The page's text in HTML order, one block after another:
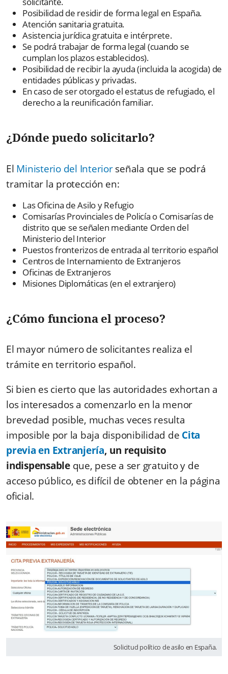
Posibilidad de residir de forma legal en España.
Atención sanitaria gratuita.
Asistencia jurídica gratuita e intérprete.
Se podrá trabajar de forma legal (cuando se
cumplan los plazos establecidos).
Posibilidad de recibir la ayuda (incluida la acogida) de
entidades públicas y privadas.
En caso de ser otorgado el estatus de refugiado, el
derecho a la reunificación familiar.
¿Dónde puedo solicitarlo?
El Ministerio del Interior señala que se podrá
tramitar la protección en:
Las Oficina de Asilo y Refugio
Comisarías Provinciales de Policía o Comisarías de
distrito que se señalen mediante Orden del
Ministerio del Interior
Puestos fronterizos de entrada al territorio español
Centros de Internamiento de Extranjeros
Oficinas de Extranjeros
Misiones Diplomáticas (en el extranjero)
¿Cómo funciona el proceso?
El mayor número de solicitantes realiza el
trámite en territorio español.
Si bien es cierto que las autoridades exhortan a
los interesados a comenzarlo en la menor
brevedad posible, muchas veces resulta
imposible por la baja disponibilidad de Cita
previa en Extranjería, un requisito
indispensableque, pese a ser gratuito y de
acceso público, es difícil de obtener en la página
oficial.
Solicitud político de asilo en España.